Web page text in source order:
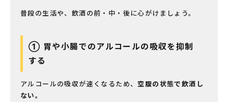
普段の生活や、飲酒の前・中・後に心がけましょう。
① 胃や小腸でのアルコールの吸収を抑制
する
アルコールの吸収が速くなるため、 空腹の状態で飲酒し
ない。